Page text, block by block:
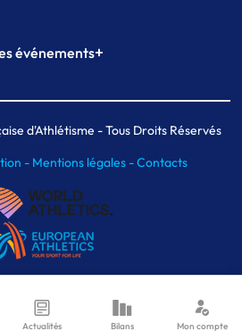
Formation
événements+
de Paris indoor
Ekiden de Paris
d'Athlétisme - Tous Droits Réservés
- Mentions légales -Contacts
Actualités Bilans Mon compte